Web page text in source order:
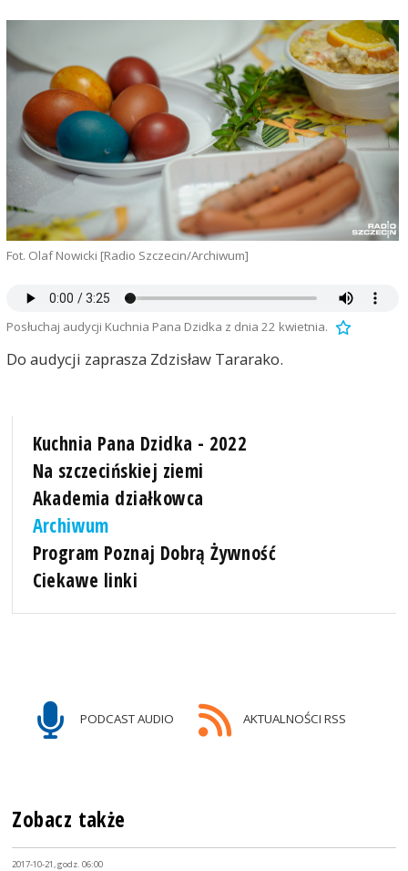
Fot. Olaf Nowicki [Radio Szczecin/Archiwum]
Posłuchaj audycji Kuchnia Pana Dzidka z dnia 22 kwietnia.
Do audycji zaprasza Zdzisław Tararako.
Kuchnia Pana Dzidka - 2022
Na szczecińskiej ziemi
Akademia działkowca
Archiwum
Program Poznaj Dobrą Żywność
Ciekawe linki
PODCAST AUDIO AKTUALNOŚCI RSS
Zobacz także
2017-10-21, godz. 06:00